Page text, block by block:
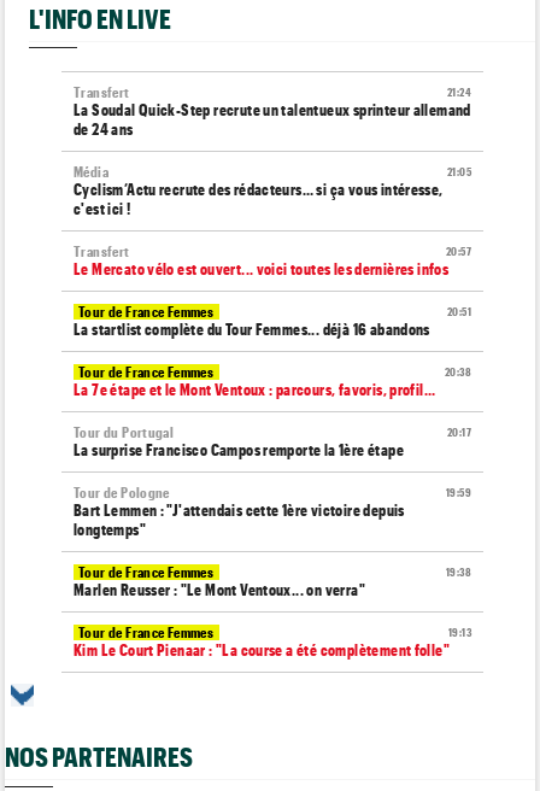
L'INFO EN LIVE
21:24
Transfert
La Soudal Quick-Step recrute un talentueux sprinteur allemand
de 24 ans
21:05
Média
Cyclism’Actu recrute des rédacteurs… si ça vous intéresse,
c'est ici !
20:57
Transfert
Le Mercato vélo est ouvert... voici toutes les dernières infos
20:51
Tour de France Femmes
La startlist complète du Tour Femmes... déjà 16 abandons
20:38
Tour de France Femmes
La 7e étape et le Mont Ventoux : parcours, favoris, profil…
20:17
Tour du Portugal
La surprise Francisco Campos remporte la 1ère étape
19:59
Tour de Pologne
Bart Lemmen : "J'attendais cette 1ère victoire depuis
longtemps"
19:38
Tour de France Femmes
Marlen Reusser : "Le Mont Ventoux... on verra"
19:13
Tour de France Femmes
Kim Le Court Pienaar : "La course a été complètement folle"
Tour de Burgos
NOS PARTENAIRES